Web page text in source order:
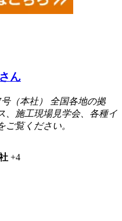
ん
（本社） 全国各地の拠
、施工現場見学会、各種イ
覧ください。
+4